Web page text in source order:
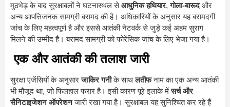
मुठभेड़ के बाद सुरक्षाबलों ने घटनास्थल सेआधुनिक हथियार,गोला-बारूदऔर
अन्य आपत्तिजनक सामग्री बरामद की है। अधिकारियों के अनुसार यह बरामदगी
जांच के लिए महत्वपूर्ण है और इससे आतंकी नेटवर्क से जुड़े कई अहम सुराग
मिलने की उम्मीद है। बरामद सामग्री को फोरेंसिक जांच के लिए भेजा गया है।
एक और आतंकी की तलाश जारी
सुरक्षा एजेंसियों के अनुसारजाकिर गनीके साथलतीफनाम का एक अन्य आतंकी
भी मौजूद था, जो फिलहाल फरार है। इसी कारण पूरे इलाके मेंसर्च और
सैनिटाइजेशन ऑपरेशनजारी रखा गया है। सुरक्षाबल यह सुनिश्चित कर रहे हैं